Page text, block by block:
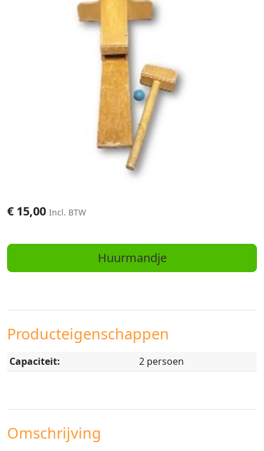
€ 15,00 Incl. BTW
Huurmandje
Producteigenschappen
Capaciteit: 2 persoen
Omschrijving